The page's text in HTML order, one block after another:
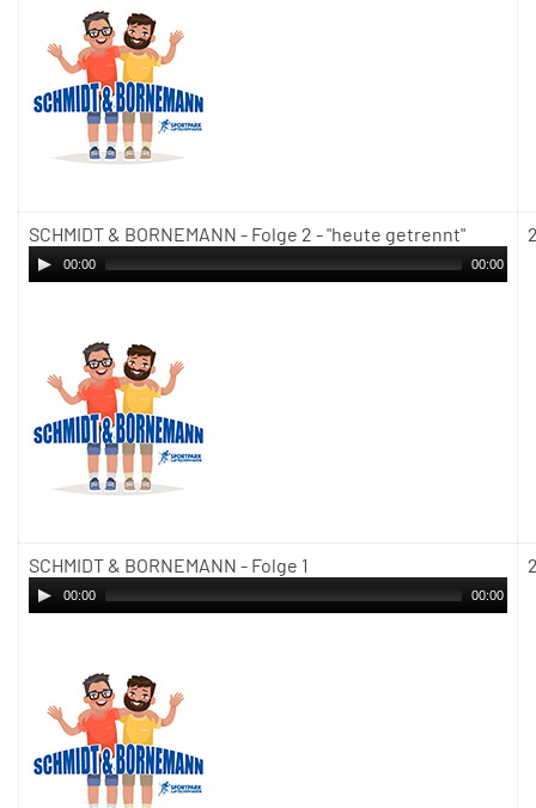
SCHMIDT & BORNEMANN - Folge 2 - "heute getrennt"
00:00 00:00
SCHMIDT & BORNEMANN - Folge 1
00:00 00:00